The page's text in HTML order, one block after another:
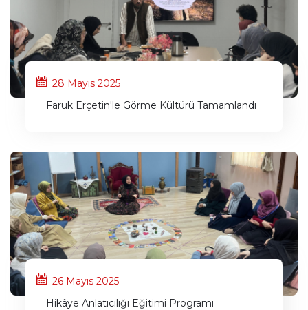
28 Mayıs 2025
Faruk Erçetin'le Görme Kültürü Tamamlandı
26 Mayıs 2025
Hikâye Anlatıcılığı Eğitimi Programı